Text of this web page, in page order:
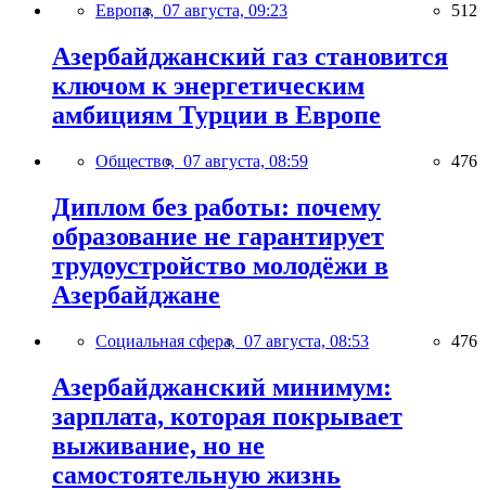
Европа, 07 августа, 09:23 512
Азербайджанский газ становится
ключом к энергетическим
амбициям Турции в Европе
Общество, 07 августа, 08:59 476
Диплом без работы: почему
образование не гарантирует
трудоустройство молодёжи в
Азербайджане
Социальная сфера, 07 августа, 08:53 476
Азербайджанский минимум:
зарплата, которая покрывает
выживание, но не
самостоятельную жизнь